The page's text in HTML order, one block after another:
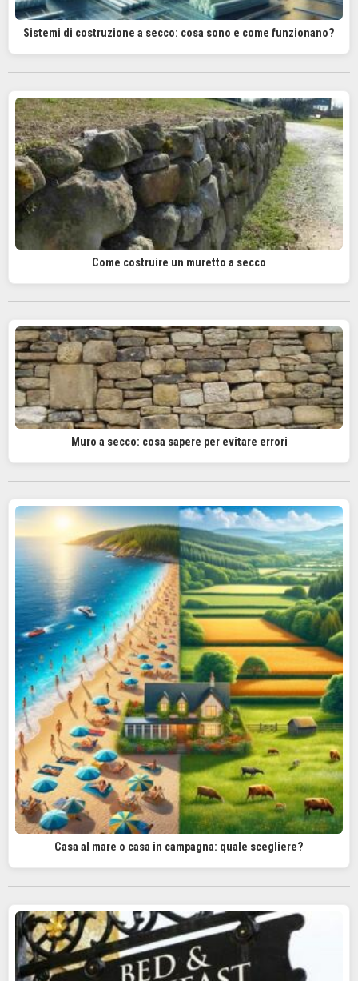
Sistemi di costruzione a secco: cosa sono e come funzionano?
Come costruire un muretto a secco
Muro a secco: cosa sapere per evitare errori
Casa al mare o casa in campagna: quale scegliere?